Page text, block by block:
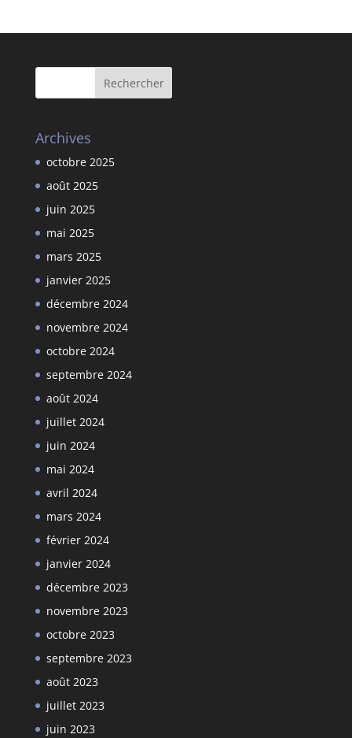
Archives
octobre 2025
août 2025
juin 2025
mai 2025
mars 2025
janvier 2025
décembre 2024
novembre 2024
octobre 2024
septembre 2024
août 2024
juillet 2024
juin 2024
mai 2024
avril 2024
mars 2024
février 2024
janvier 2024
décembre 2023
novembre 2023
octobre 2023
septembre 2023
août 2023
juillet 2023
juin 2023